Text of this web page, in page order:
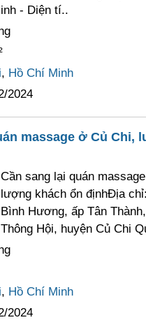
- Diện tí..
, Hồ Chí Minh
2024
massage ở Củ Chi,
Cần sang lại quán
lượng khách ổn địnhĐịa
Bình Hương, ấp Tân
Thông Hội, huyện Củ Chi
, Hồ Chí Minh
2024